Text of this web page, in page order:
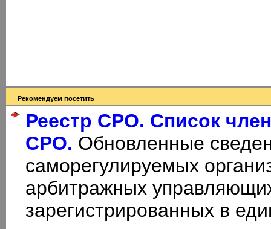
Рекомендуем посетить
Реестр СРО. Список
СРО. Обновленные
саморегулируемых
арбитражных
зарегистрированных в